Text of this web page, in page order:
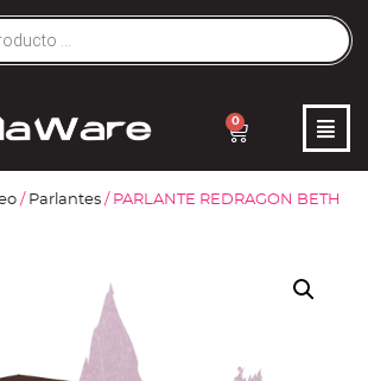
0
/ Parlantes / PARLANTE REDRAGON BETH